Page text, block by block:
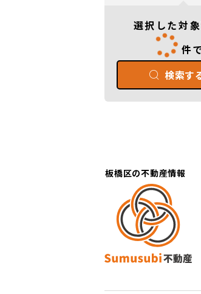
選択した対
件
検索す
板橋区の不動産情報